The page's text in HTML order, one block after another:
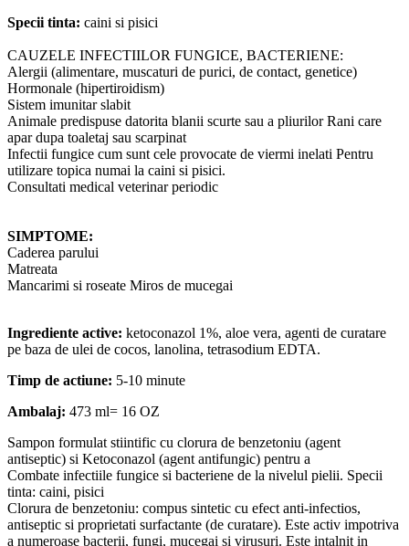
Specii tinta: caini si pisici
CAUZELE INFECTIILOR FUNGICE, BACTERIENE:
Alergii (alimentare, muscaturi de purici, de contact, genetice)
Hormonale (hipertiroidism)
Sistem imunitar slabit
Animale predispuse datorita blanii scurte sau a pliurilor Rani care
apar dupa toaletaj sau scarpinat
Infectii fungice cum sunt cele provocate de viermi inelati Pentru
utilizare topica numai la caini si pisici.
Consultati medical veterinar periodic
SIMPTOME:
Caderea parului
Matreata
Mancarimi si roseate Miros de mucegai
Ingrediente active: ketoconazol 1%, aloe vera, agenti de curatare
pe baza de ulei de cocos, lanolina, tetrasodium EDTA.
Timp de actiune: 5-10 minute
Ambalaj: 473 ml= 16 OZ
Sampon formulat stiintific cu clorura de benzetoniu (agent
antiseptic) si Ketoconazol (agent antifungic) pentru a
Combate infectiile fungice si bacteriene de la nivelul pielii. Specii
tinta: caini, pisici
Clorura de benzetoniu: compus sintetic cu efect anti-infectios,
antiseptic si proprietati surfactante (de curatare). Este activ impotriva
a numeroase bacterii, fungi, mucegai si virusuri. Este intalnit in